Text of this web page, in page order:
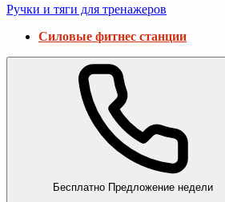
Ручки и тяги для тренажеров
Силовые фитнес станции
Бесплатно Предложение недели